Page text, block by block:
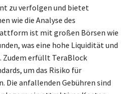
zu verfolgen und bietet
wie die Analyse des
ist mit großen Börsen wie
was eine hohe Liquidität und
erfüllt TeraBlock
um das Risiko für
Die anfallenden Gebühren sind